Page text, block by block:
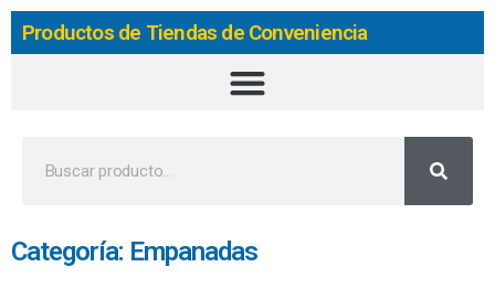
Productos de Tiendas de Conveniencia
Categoría: Empanadas